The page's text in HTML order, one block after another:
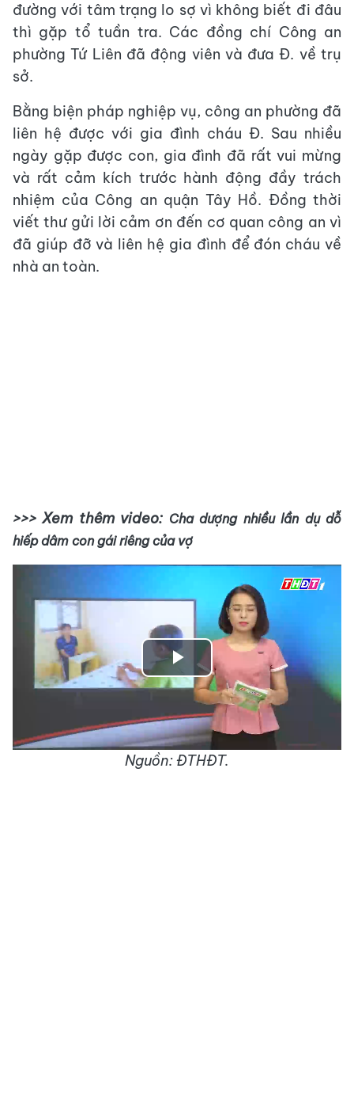
đường với tâm trạng lo sợ vì không biết đi đâu
thì gặp tổ tuần tra. Các đồng chí Công an
phường Tứ Liên đã động viên và đưa Đ. về trụ
sở.
Bằng biện pháp nghiệp vụ, công an phường đã
liên hệ được với gia đình cháu Đ. Sau nhiều
ngày gặp được con, gia đình đã rất vui mừng
và rất cảm kích trước hành động đầy trách
nhiệm của Công an quận Tây Hồ. Đồng thời
viết thư gửi lời cảm ơn đến cơ quan công an vì
đã giúp đỡ và liên hệ gia đình để đón cháu về
nhà an toàn.
>>> Xem thêm video: Cha dượng nhiều lần dụ dỗ
hiếp dâm con gái riêng của vợ
Play
Video
Nguồn: ĐTHĐT.